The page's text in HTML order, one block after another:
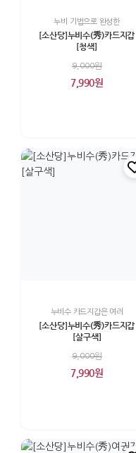
누비 기법으로 완성한
[소산당]누비수(秀)카드지갑
[청색]
9,000원
7,990원
누비수 카드지갑은 여러
[소산당]누비수(秀)카드지갑
[살구색]
9,000원
7,990원